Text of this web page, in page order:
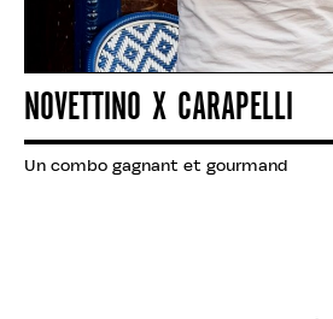
NOVETTINO X CARAPELLI
Un combo gagnant et gourmand